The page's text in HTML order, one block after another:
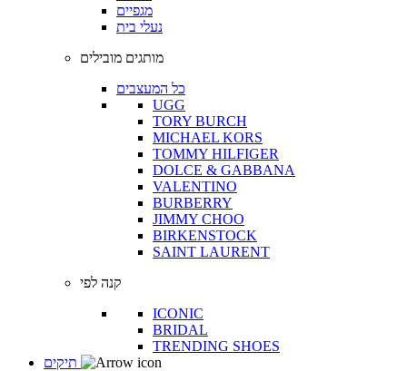
מגפיים
נעלי בית
מותגים מובילים
כל המעצבים
UGG
TORY BURCH
MICHAEL KORS
TOMMY HILFIGER
DOLCE & GABBANA
VALENTINO
BURBERRY
JIMMY CHOO
BIRKENSTOCK
SAINT LAURENT
קנה לפי
ICONIC
BRIDAL
TRENDING SHOES